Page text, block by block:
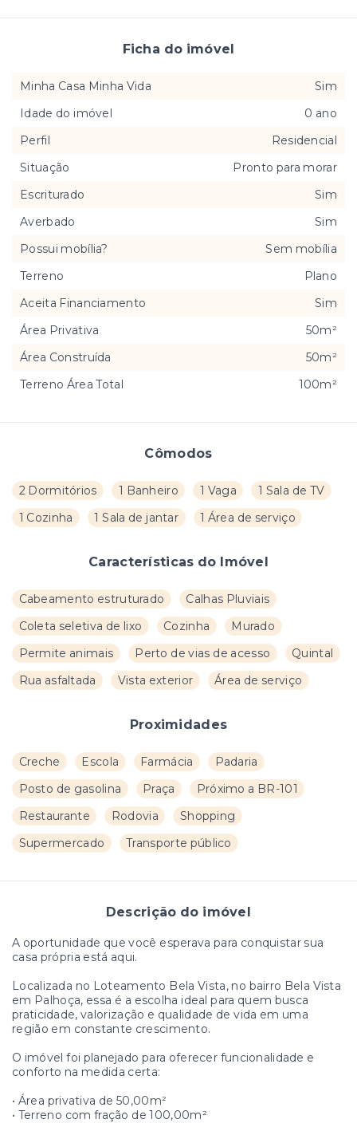
Cômodos
2 Dormitórios 1 Banheiro 1 Vaga
1 Sala de TV
1 Cozinha
1 Sala de jantar 1 Área de serviço
Características do Imóvel
Cabeamento estruturado
Calhas Pluviais
Coleta seletiva de lixo
Cozinha
Murado
Permite animais
Perto de vias de acesso
Quintal
Rua asfaltada
Vista exterior Área de serviço
Proximidades
Creche Escola Farmácia
Padaria
Posto de gasolina
Praça
Próximo a BR-101
Restaurante
Rodovia
Shopping
Supermercado
Transporte público
Descrição do imóvel
A oportunidade que você esperava para conquistar sua
casa própria está aqui.
Localizada no Loteamento Bela Vista, no bairro Bela Vista
em Palhoça, essa é a escolha ideal para quem busca
praticidade, valorização e qualidade de vida em uma
região em constante crescimento.
O imóvel foi planejado para oferecer funcionalidade e
conforto na medida certa:
• Área privativa de 50,00m²
• Terreno com fração de 100,00m²
Ficha do imóvel
Minha Casa Minha Vida
Sim
Idade do imóvel
0 ano
Perfil
Residencial
Situação
Pronto para morar
Escriturado
Sim
Averbado
Sim
Possui mobília?
Sem mobília
Terreno
Plano
Aceita Financiamento
Sim
Área Privativa
50m²
Área Construída
50m²
Terreno Área Total
100m²